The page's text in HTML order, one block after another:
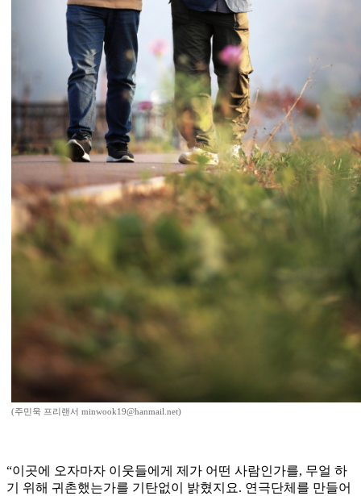
(주민욱 프리랜서 minwook19@hanmail.net)
“이곳에 오자마자 이웃들에게 제가 어떤 사람인가를, 무얼 하
기 위해 귀촌했는가를 기탄없이 밝혔지요. 연극단체를 만들어